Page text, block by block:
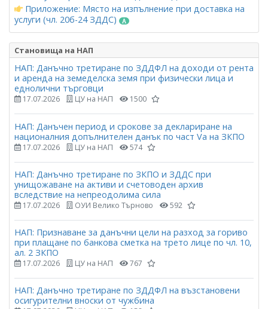
Приложение: Място на изпълнение при доставка на
услуги (чл. 20б-24 ЗДДС)
Становища на НАП
НАП: Данъчно третиране по ЗДДФЛ на доходи от рента
и аренда на земеделска земя при физически лица и
еднолични търговци
17.07.2026 ЦУ на НАП 1500
НАП: Данъчен период и срокове за деклариране на
националния допълнителен данък по част Vа на ЗКПО
17.07.2026 ЦУ на НАП 574
НАП: Данъчно третиране по ЗКПО и ЗДДС при
унищожаване на активи и счетоводен архив
вследствие на непреодолима сила
17.07.2026 ОУИ Велико Търново 592
НАП: Признаване за данъчни цели на разход за гориво
при плащане по банкова сметка на трето лице по чл. 10,
ал. 2 ЗКПО
17.07.2026 ЦУ на НАП 767
НАП: Данъчно третиране по ЗДДФЛ на възстановени
осигурителни вноски от чужбина